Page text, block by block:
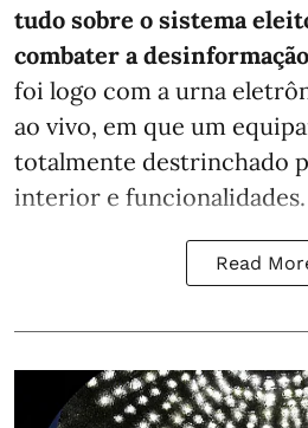
tudo sobre o sistema
combater a
foi logo com a urna
ao vivo, em que um
totalmente destrinchado
interior e funcionalidades.
Read